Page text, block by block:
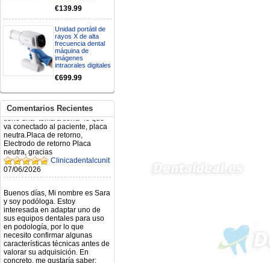
€139.99
Unidad portátil de
rayos X de alta
frecuencia dental
máquina de
imágenes
intraorales digitales
€699.99
Comentarios Recientes
Mi formulario de pedido: S /
N.2026060712980804 ,
BUENOS DIAS CUANDO
RECIBIRE MI PEDIDO,
GRACIAS
clinicadentalcunit
11/06/2026
Artículo. DDE0032580
electróbisturí, quisiera saber si
tiene una "toma a tierra" lo que
va conectado al paciente, placa
neutra.Placa de retorno,
Electrodo de retorno Placa
neutra, gracias
Clinicadentalcunit
07/06/2026
y soy podóloga. Estoy
interesada en adaptar uno de
sus equipos dentales para uso
en podología, por lo que
necesito confirmar algunas
características técnicas antes de
valorar su adquisición. En
concreto, me gustaría saber: